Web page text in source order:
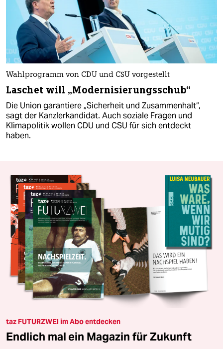
Wahlprogramm von CDU und CSU vorgestellt
Laschet will „Modernisierungsschub“
Die Union garantiere „Sicherheit und Zusammenhalt“,
sagt der Kanzlerkandidat. Auch soziale Fragen und
Klimapolitik wollen CDU und CSU für sich entdeckt
haben.
taz FUTURZWEI im Abo entdecken
Endlich mal ein Magazin für Zukunft